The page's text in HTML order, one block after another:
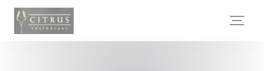
Painel de Gerenciamento de Cookies